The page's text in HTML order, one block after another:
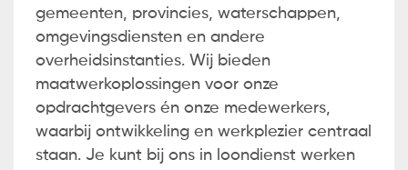
gemeenten, provincies, waterschappen,
omgevingsdiensten en andere
overheidsinstanties. Wij bieden
maatwerkoplossingen voor onze
opdrachtgevers én onze medewerkers,
waarbij ontwikkeling en werkplezier centraal
staan. Je kunt bij ons in loondienst werken